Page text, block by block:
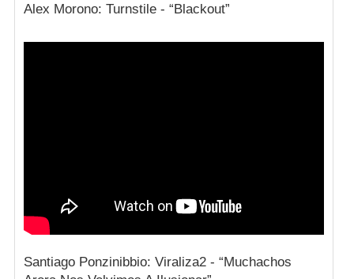
Alex Morono: Turnstile - “Blackout”
Santiago Ponzinibbio: Viraliza2 - “Muchachos